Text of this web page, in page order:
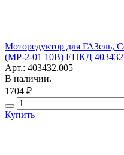
Моторедуктор для ГАЗель,
(МР-2-01 10В) ЕПКД
Арт.: 403432.005
В наличии.
1704 ₽
Купить